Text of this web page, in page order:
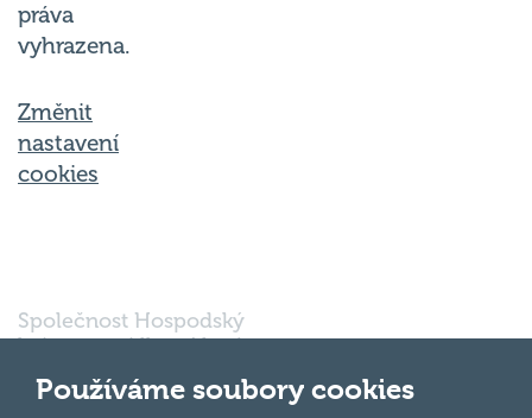
práva
vyhrazena.
Změnit
nastavení
cookies
Společnost Hospodský
kvíz s.r.o., sídlem Nové
602 00 Brno, IČ:
Používáme soubory cookies